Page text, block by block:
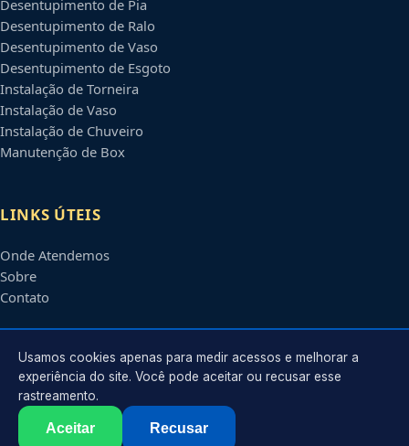
Desentupimento de Pia
Desentupimento de Ralo
Desentupimento de Vaso
Desentupimento de Esgoto
Instalação de Torneira
Instalação de Vaso
Instalação de Chuveiro
Manutenção de Box
LINKS ÚTEIS
Onde Atendemos
Sobre
Contato
CONTATO
Atendimento em
contato@encanadoremuberlandia.com.br
2026 Encanador emUberlândia . Todos os direitos reservados.
Usamos cookies apenas para medir acessos e melhorar a
experiência do site. Você pode aceitar ou recusar esse
rastreamento.
Aceitar Recusar